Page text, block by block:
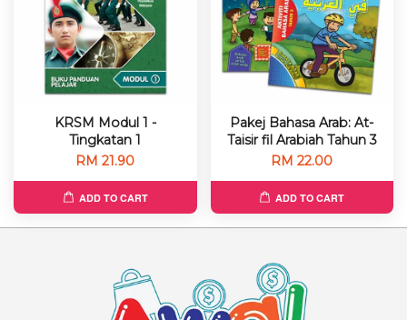
KRSM Modul 1 -
Tingkatan 1
RM 21.90
ADD TO CART
Pakej Bahasa Arab: At-
Taisir fil Arabiah Tahun 3
RM 22.00
ADD TO CART